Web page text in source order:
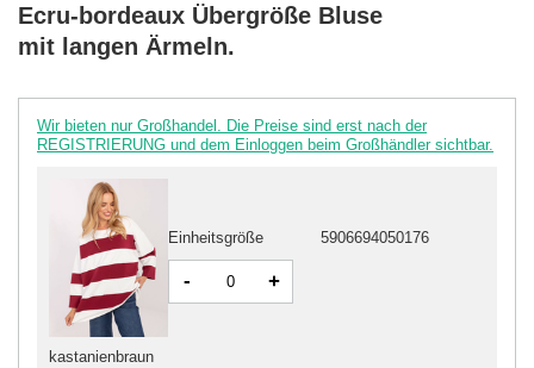
Ecru-bordeaux Übergröße Bluse
mit langen Ärmeln.
Wir bieten nur Großhandel. Die Preise sind erst nach der
REGISTRIERUNG und dem Einloggen beim Großhändler sichtbar.
kastanienbraun
Einheitsgröße 5906694050176
- +